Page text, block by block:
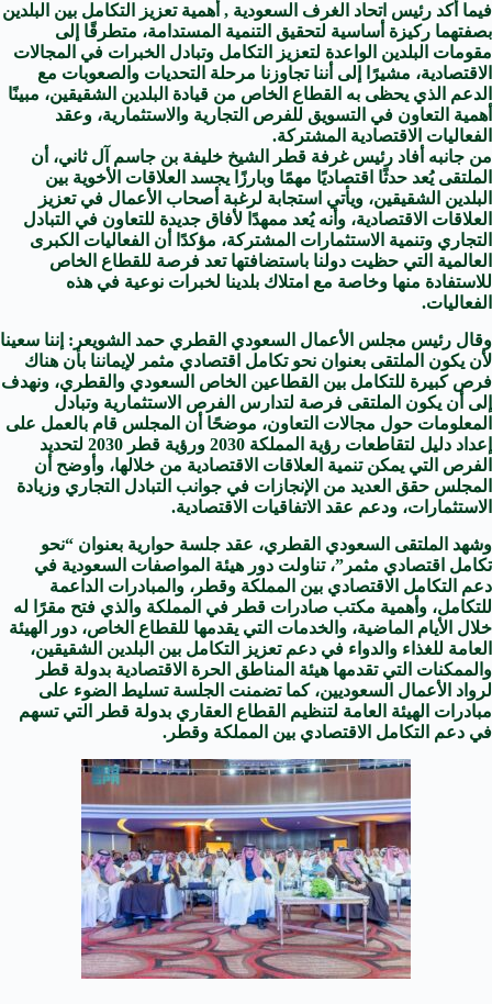
فيما أكد رئيس اتحاد الغرف السعودية , أهمية تعزيز التكامل بين البلدين
بصفتهما ركيزة أساسية لتحقيق التنمية المستدامة، متطرقًا إلى
مقومات البلدين الواعدة لتعزيز التكامل وتبادل الخبرات في المجالات
الاقتصادية، مشيرًا إلى أننا تجاوزنا مرحلة التحديات والصعوبات مع
الدعم الذي يحظى به القطاع الخاص من قيادة البلدين الشقيقين، مبينًا
أهمية التعاون في التسويق للفرص التجارية والاستثمارية، وعقد
الفعاليات الاقتصادية المشتركة.
من جانبه أفاد رئيس غرفة قطر الشيخ خليفة بن جاسم آل ثاني، أن
الملتقى يُعد حدثًا اقتصاديًا مهمًا وبارزًا يجسد العلاقات الأخوية بين
البلدين الشقيقين، ويأتي استجابة لرغبة أصحاب الأعمال في تعزيز
العلاقات الاقتصادية، وأنه يُعد ممهدًا لأفاق جديدة للتعاون في التبادل
التجاري وتنمية الاستثمارات المشتركة، مؤكدًا أن الفعاليات الكبرى
العالمية التي حظيت دولنا باستضافتها تعد فرصة للقطاع الخاص
للاستفادة منها وخاصة مع امتلاك بلدينا لخبرات نوعية في هذه
الفعاليات.
وقال رئيس مجلس الأعمال السعودي القطري حمد الشويعر: إننا سعينا
لأن يكون الملتقى بعنوان نحو تكامل اقتصادي مثمر لإيماننا بأن هناك
فرص كبيرة للتكامل بين القطاعين الخاص السعودي والقطري، ونهدف
إلى أن يكون الملتقى فرصة لتدارس الفرص الاستثمارية وتبادل
المعلومات حول مجالات التعاون، موضحًا أن المجلس قام بالعمل على
إعداد دليل لتقاطعات رؤية المملكة 2030 ورؤية قطر 2030 لتحديد
الفرص التي يمكن تنمية العلاقات الاقتصادية من خلالها، وأوضح أن
المجلس حقق العديد من الإنجازات في جوانب التبادل التجاري وزيادة
الاستثمارات، ودعم عقد الاتفاقيات الاقتصادية.
وشهد الملتقى السعودي القطري، عقد جلسة حوارية بعنوان “نحو
تكامل اقتصادي مثمر”، تناولت دور هيئة المواصفات السعودية في
دعم التكامل الاقتصادي بين المملكة وقطر، والمبادرات الداعمة
للتكامل، وأهمية مكتب صادرات قطر في المملكة والذي فتح مقرًا له
خلال الأيام الماضية، والخدمات التي يقدمها للقطاع الخاص، دور الهيئة
العامة للغذاء والدواء في دعم تعزيز التكامل بين البلدين الشقيقين،
والممكنات التي تقدمها هيئة المناطق الحرة الاقتصادية بدولة قطر
لرواد الأعمال السعوديين، كما تضمنت الجلسة تسليط الضوء على
مبادرات الهيئة العامة لتنظيم القطاع العقاري بدولة قطر التي تسهم
في دعم التكامل الاقتصادي بين المملكة وقطر.